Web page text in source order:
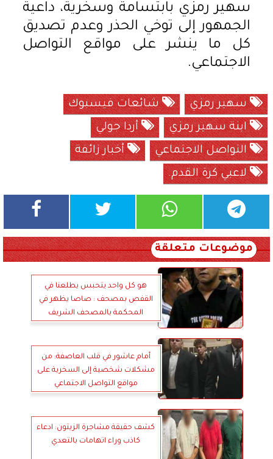
سهير رمزي بابتسامة وسخرية، داعية
الجمهور إلى توخي الحذر وعدم تصديق
كل ما ينشر على مواقع التواصل
الاجتماعي.
سهير رمزي
شائعات فيسبوك
ابنة سهير رمزي
أردا جولي
التواصل الاجتماعي
أخبار زائفة
لاعبي كرة القدم.
موضوعات متعلقة
هو كل واحد يتحبس يطلعنا في
القفص بمصحف : صاصا يظهر في
المحكمة بالمصحف الشريف
أمام عاشور في قلب العاصفة: من
مشكلات شخصية إلى السخرية على
مواقع التواصل الاجتماعي
كشف حقيقة مشاجرة الزيتون: ادعاء
كاذب وراء اتهامات بالتعدي